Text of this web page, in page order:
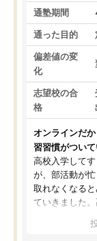
通塾期間
通った目的
偏差値の変
化
志望校の合
格
オンラインだ
習習慣がついて
高校入学して
が、部活動が
取れなくなる
ていきました
供も家に帰っ
応を示します